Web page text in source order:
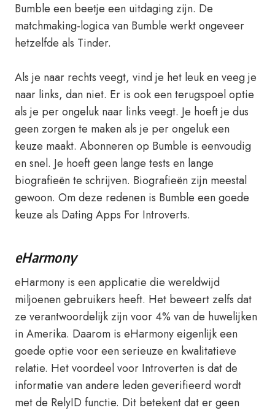
Bumble een beetje een uitdaging zijn. De
matchmaking-logica van Bumble werkt ongeveer
hetzelfde als Tinder.
Als je naar rechts veegt, vind je het leuk en veeg je
naar links, dan niet. Er is ook een terugspoel optie
als je per ongeluk naar links veegt. Je hoeft je dus
geen zorgen te maken als je per ongeluk een
keuze maakt. Abonneren op Bumble is eenvoudig
en snel. Je hoeft geen lange tests en lange
biografieën te schrijven. Biografieën zijn meestal
gewoon. Om deze redenen is Bumble een goede
keuze als Dating Apps For Introverts.
eHarmony
eHarmony is een applicatie die wereldwijd
miljoenen gebruikers heeft. Het beweert zelfs dat
ze verantwoordelijk zijn voor 4% van de huwelijken
in Amerika. Daarom is eHarmony eigenlijk een
goede optie voor een serieuze en kwalitatieve
relatie. Het voordeel voor Introverten is dat de
informatie van andere leden geverifieerd wordt
met de RelyID functie. Dit betekent dat er geen